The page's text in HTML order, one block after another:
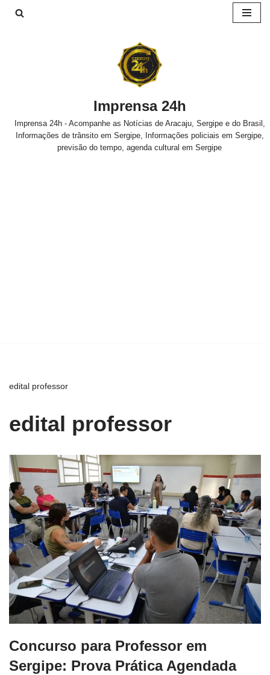
Imprensa 24h
Imprensa 24h - Acompanhe as Notícias de Aracaju, Sergipe e do Brasil,
Informações de trânsito em Sergipe, Informações policiais em Sergipe,
previsão do tempo, agenda cultural em Sergipe
edital professor
edital professor
Concurso para Professor em
Sergipe: Prova Prática Agendada